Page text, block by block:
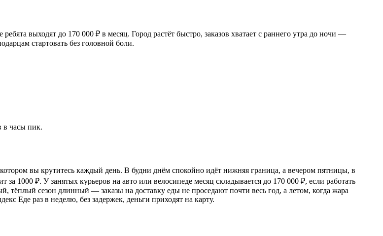
выходят до 170 000 ₽ в месяц. Город растёт быстро, заказов хватает с раннего утра до ночи —
стартовать без головной боли.
в часы пик.
вы крутитесь каждый день. В будни днём спокойно идёт нижняя граница, а вечером пятницы, в
₽. У занятых курьеров на авто или велосипеде месяц складывается до 170 000 ₽, если работать
сезон длинный — заказы на доставку еды не проседают почти весь год, а летом, когда жара
Еде раз в неделю, без задержек, деньги приходят на карту.